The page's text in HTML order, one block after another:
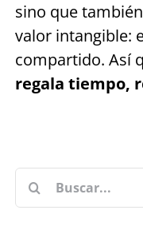
sino que
valor intangible:
compartido. Así
regala tiempo,
Buscar: